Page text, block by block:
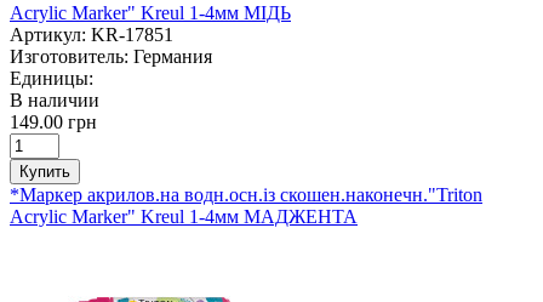
Acrylic Marker" Kreul 1-4мм МІДЬ
Артикул: KR-17851
Изготовитель: Германия
Единицы:
В наличии
149.00 грн
Купить
*Маркер акрилов.на водн.осн.із скошен.наконечн."Triton
Acrylic Marker" Kreul 1-4мм МАДЖЕНТА